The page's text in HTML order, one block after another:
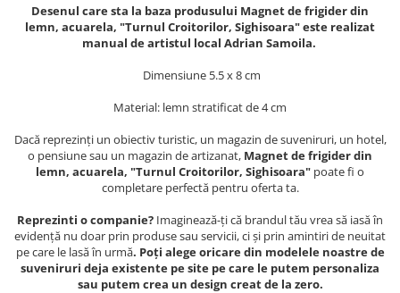
Muzeul National de Istorie a
Romaniei
Muzeul Unirii Iasi
Orase si zone istorice
Cluj Napoca
Colonada Imperiala, Buzias
Maramures
Oradea
Sibiu
Sacose bumbac
Suport pahare suvenir
Suport pahare suvenir din lemn
Tablouri acuarela
Tablouri gravate
Tablouri metalice
Colectia "Belle Epoque"
Colectia "Visit Romania"
Colectia medievala
Desenul care sta la baza produsului Magnet de frigider din
lemn, acuarela, "Turnul Croitorilor, Sighisoara" este realizat
manual de artistul local Adrian Samoila.
Dimensiune 5.5 x 8 cm
Material: lemn stratificat de 4 cm
Dacă reprezinți un obiectiv turistic, un magazin de suveniruri, un hotel,
o pensiune sau un magazin de artizanat, Magnet de frigider din
lemn, acuarela, "Turnul Croitorilor, Sighisoara" poate fi o
completare perfectă pentru oferta ta.
Reprezinti o companie? Imaginează-ți că brandul tău vrea să iasă în
evidență nu doar prin produse sau servicii, ci și prin amintiri de neuitat
pe care le lasă în urmă. Poți alege oricare din modelele noastre de
suveniruri deja existente pe site pe care le putem personaliza
sau putem crea un design creat de la zero.